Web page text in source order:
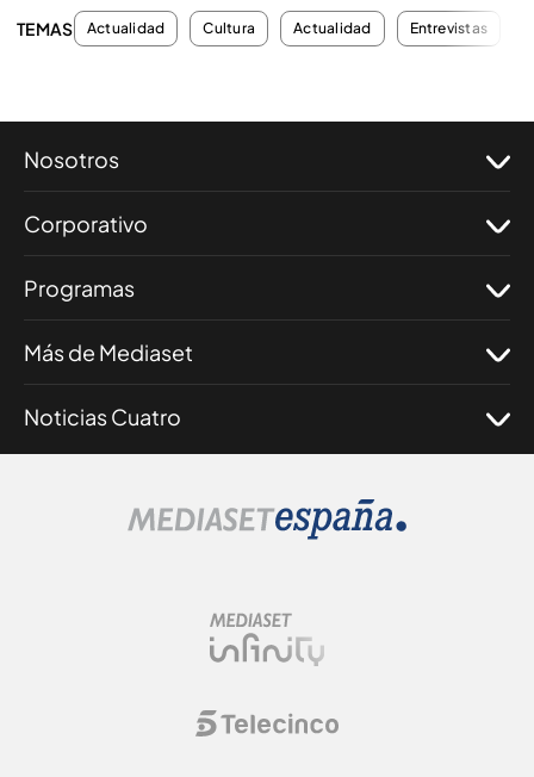
TEMAS Actualidad Cultura Actualidad Entrevistas
Nosotros
Corporativo
Programas
Más de Mediaset
Noticias Cuatro